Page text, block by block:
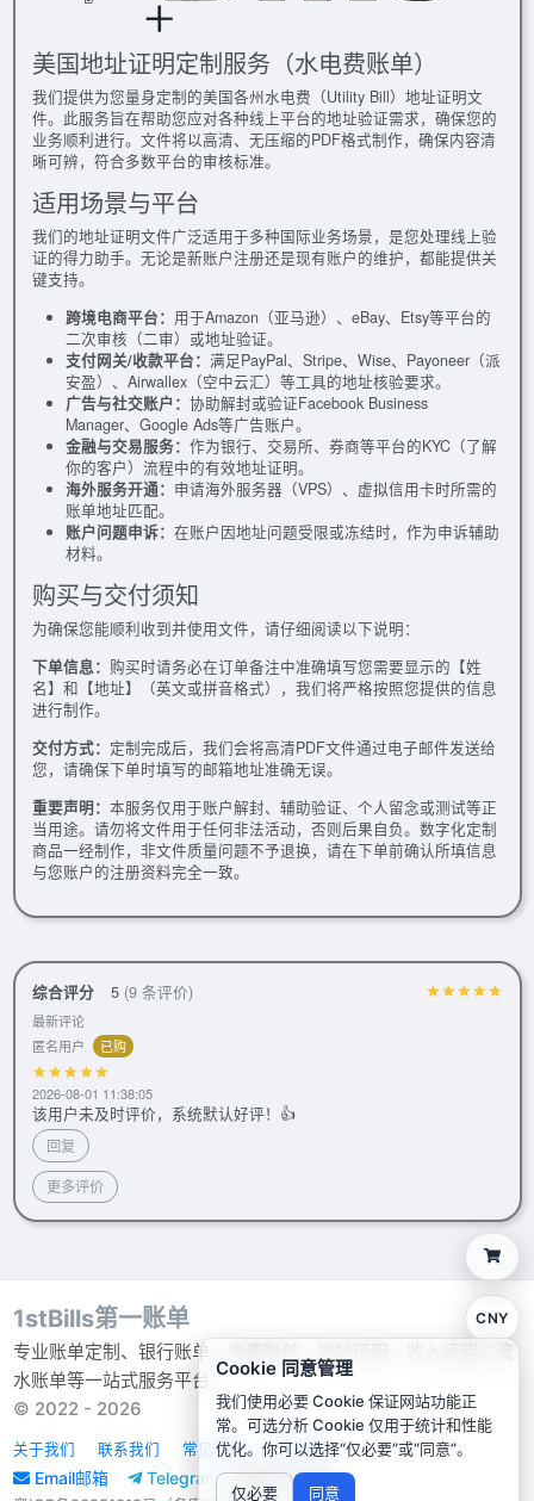
美国地址证明定制服务（水电费账单）
我们提供为您量身定制的美国各州水电费（Utility Bill）地址证明文
件。此服务旨在帮助您应对各种线上平台的地址验证需求，确保您的
业务顺利进行。文件将以高清、无压缩的PDF格式制作，确保内容清
晰可辨，符合多数平台的审核标准。
适用场景与平台
我们的地址证明文件广泛适用于多种国际业务场景，是您处理线上验
证的得力助手。无论是新账户注册还是现有账户的维护，都能提供关
键支持。
跨境电商平台： 用于Amazon（亚马逊）、eBay、Etsy等平台的
二次审核（二审）或地址验证。
支付网关/收款平台： 满足PayPal、Stripe、Wise、Payoneer（派
安盈）、Airwallex（空中云汇）等工具的地址核验要求。
广告与社交账户： 协助解封或验证Facebook Business
Manager、Google Ads等广告账户。
金融与交易服务： 作为银行、交易所、券商等平台的KYC（了解
你的客户）流程中的有效地址证明。
海外服务开通： 申请海外服务器（VPS）、虚拟信用卡时所需的
账单地址匹配。
账户问题申诉： 在账户因地址问题受限或冻结时，作为申诉辅助
材料。
购买与交付须知
为确保您能顺利收到并使用文件，请仔细阅读以下说明：
下单信息： 购买时请务必在订单备注中准确填写您需要显示的【姓
名】和【地址】（英文或拼音格式），我们将严格按照您提供的信息
进行制作。
交付方式： 定制完成后，我们会将高清PDF文件通过电子邮件发送给
您，请确保下单时填写的邮箱地址准确无误。
重要声明： 本服务仅用于账户解封、辅助验证、个人留念或测试等正
当用途。请勿将文件用于任何非法活动，否则后果自负。数字化定制
商品一经制作，非文件质量问题不予退换，请在下单前确认所填信息
与您账户的注册资料完全一致。
综合评分 5 (9 条评价)
最新评论
匿名用户
已购
2026-08-01 11:38:05
该用户未及时评价，系统默认好评！👍
回复
更多评价
1stBills第一账单
专业账单定制、银行账单、电费账单、地址证明、收入证明、流
水账单等一站式服务平台。
© 2022 - 2026
关于我们 联系我们 常见问题 全部服务
Email邮箱 Telegram X(Twitter)
CNY
Cookie 同意管理
我们使用必要 Cookie 保证网站功能正
常。可选分析 Cookie 仅用于统计和性能
优化。你可以选择“仅必要”或“同意”。
仅必要 同意